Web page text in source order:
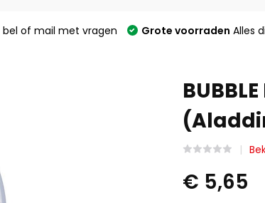
bel of mail met vragen Grote voorraden Alles
€ 5,65